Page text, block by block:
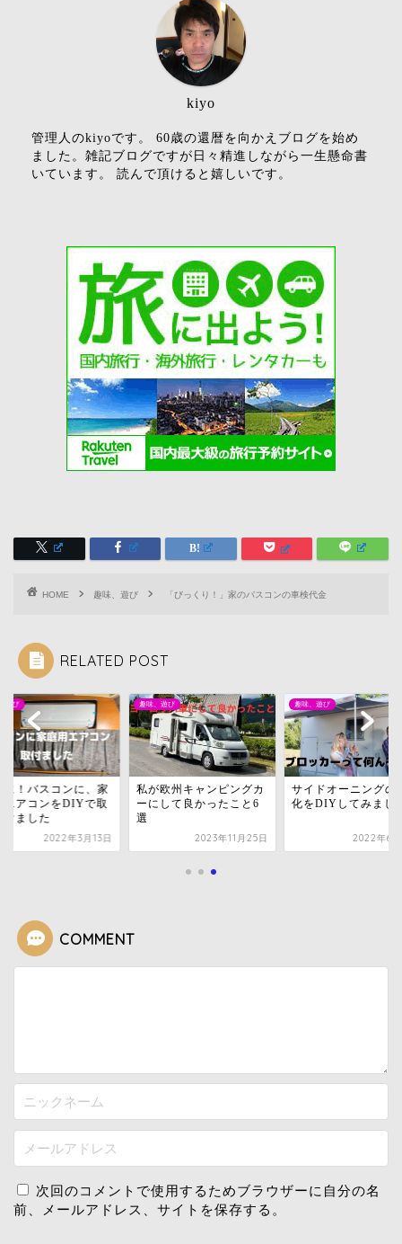
kiyo
管理人のkiyoです。 60歳の還暦を向かえブログを始め
ました。雑記ブログですが日々精進しながら一生懸命書
いています。 読んで頂けると嬉しいです。
HOME 趣味、遊び 「びっくり！」家のバスコンの車検代金
RELATED POST
遊び
に！バスコンに、家
エアコンをDIYで取
けました
2022年3月13日
趣味、遊び
私が欧州キャンピングカ
ーにして良かったこと6
選
2023年11月25日
趣味、遊び
サイドオーニングの
化をDIYしてみまし
2022年6
COMMENT
次回のコメントで使用するためブラウザーに自分の名
前、メールアドレス、サイトを保存する。